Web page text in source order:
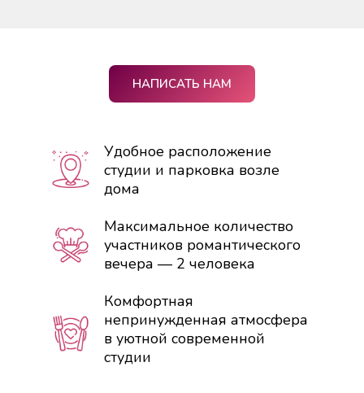
НАПИСАТЬ НАМ
Удобное расположение
студии и парковка возле
дома
Максимальное количество
участников романтического
вечера — 2 человека
Комфортная
непринужденная атмосфера
в уютной современной
студии